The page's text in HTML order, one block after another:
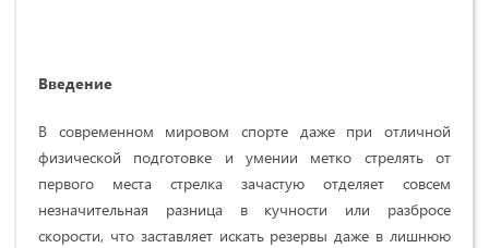
Введение
В современном мировом спорте даже при отличной
физической подготовке и умении метко стрелять от
первого места стрелка зачастую отделяет совсем
незначительная разница в кучности или разбросе
скорости, что заставляет искать резервы даже в лишнюю